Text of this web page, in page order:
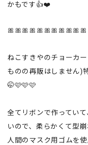
かもです👍❤️
ねこすきやのチョーカ
ものの再販はしません)
🤭🩷🩷🩷
全てリボンで作ってい
いので、柔らかくて型
人間のマスク用ゴムを